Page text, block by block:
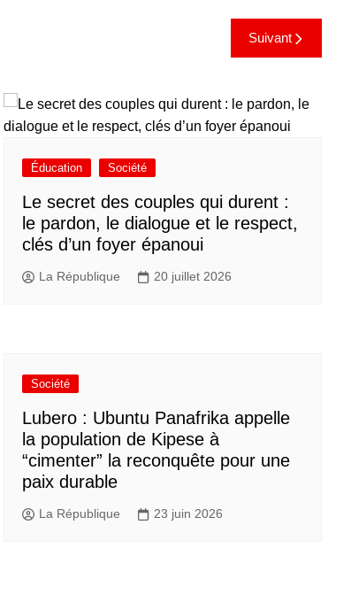
Suivant
Éducation Société
Le secret des couples qui durent :
le pardon, le dialogue et le respect,
clés d’un foyer épanoui
La République 20 juillet 2026
Société
Lubero : Ubuntu Panafrika appelle
la population de Kipese à
“cimenter” la reconquête pour une
paix durable
La République 23 juin 2026